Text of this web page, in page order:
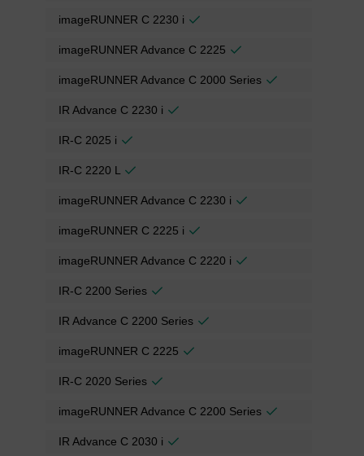
imageRUNNER C 2230 i
imageRUNNER Advance C 2225
imageRUNNER Advance C 2000 Series
IR Advance C 2230 i
IR-C 2025 i
IR-C 2220 L
imageRUNNER Advance C 2230 i
imageRUNNER C 2225 i
imageRUNNER Advance C 2220 i
IR-C 2200 Series
IR Advance C 2200 Series
imageRUNNER C 2225
IR-C 2020 Series
imageRUNNER Advance C 2200 Series
IR Advance C 2030 i